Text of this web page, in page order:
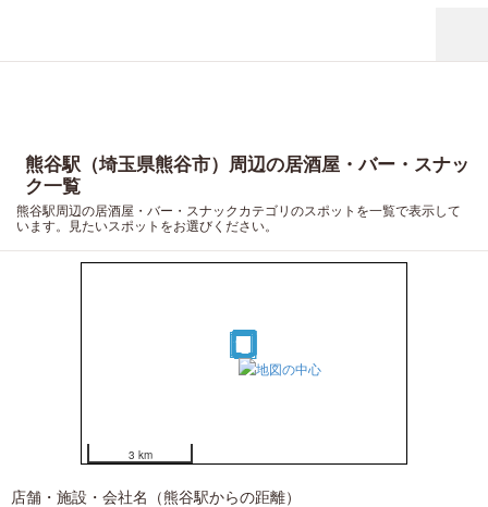
熊谷駅（埼玉県熊谷市）周辺の居酒屋・バー・スナッ
ク一覧
熊谷駅周辺の居酒屋・バー・スナックカテゴリのスポットを一覧で表示して
います。見たいスポットをお選びください。
1
2
10
11
1213
14
15
16
17
18
19
20
3 km
店舗・施設・会社名（熊谷駅からの距離）